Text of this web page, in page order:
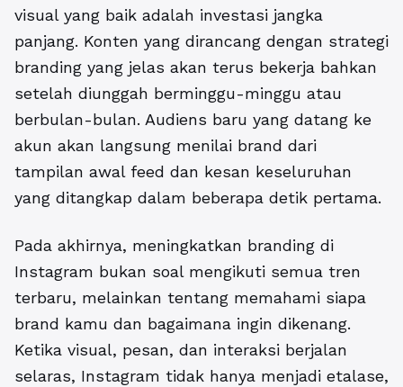
visual yang baik adalah investasi jangka
panjang. Konten yang dirancang dengan strategi
branding yang jelas akan terus bekerja bahkan
setelah diunggah berminggu-minggu atau
berbulan-bulan. Audiens baru yang datang ke
akun akan langsung menilai brand dari
tampilan awal feed dan kesan keseluruhan
yang ditangkap dalam beberapa detik pertama.
Pada akhirnya, meningkatkan branding di
Instagram bukan soal mengikuti semua tren
terbaru, melainkan tentang memahami siapa
brand kamu dan bagaimana ingin dikenang.
Ketika visual, pesan, dan interaksi berjalan
selaras, Instagram tidak hanya menjadi etalase,